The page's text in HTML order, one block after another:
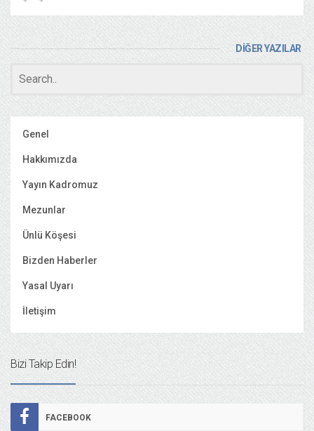
DİĞER YAZILAR
Genel
Hakkımızda
Yayın Kadromuz
Mezunlar
Ünlü Köşesi
Bizden Haberler
Yasal Uyarı
İletişim
Bizi Takip Edin!
FACEBOOK